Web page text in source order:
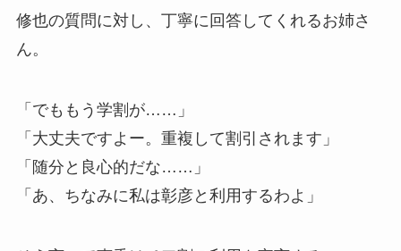
修也の質問に対し、丁寧に回答してくれるお姉さ
ん。
「でももう学割が……」
「大丈夫ですよー。重複して割引されます」
「随分と良心的だな……」
「あ、ちなみに私は彰彦と利用するわよ」